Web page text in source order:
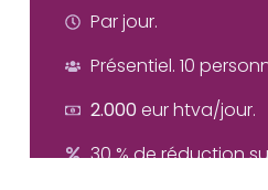
Par jour.
Présentiel. 10
2.000eur htva/jour.
30 % de réduction